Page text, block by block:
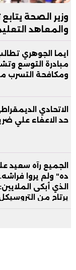
وزير الصحة
والمعاهد
ايما الجوهري
مبادرة التوسع
ومكافحة التسرب
الاتحادي
حد الاعفاء علي
الجميع رآه سعيد
ده" ولم يروا
الذي أبكى
يرتاح من